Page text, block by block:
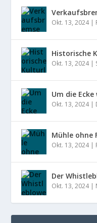
Okt. 13, 2024|
Historische
Okt. 13, 2024|
Um die
Okt. 13, 2024|
Mühle ohne
Okt. 13, 2024|
Der
Okt. 13, 2024|